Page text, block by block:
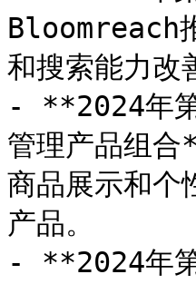
Bloomreach
和搜索能力改
- **2024年
管理产品组
商品展示和个
产品。
- **2024年